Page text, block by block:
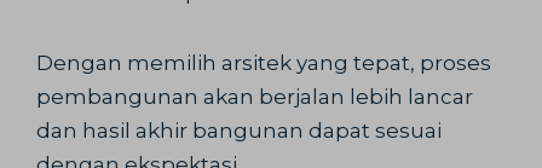
Dengan memilih arsitek yang tepat, proses
pembangunan akan berjalan lebih lancar
dan hasil akhir bangunan dapat sesuai